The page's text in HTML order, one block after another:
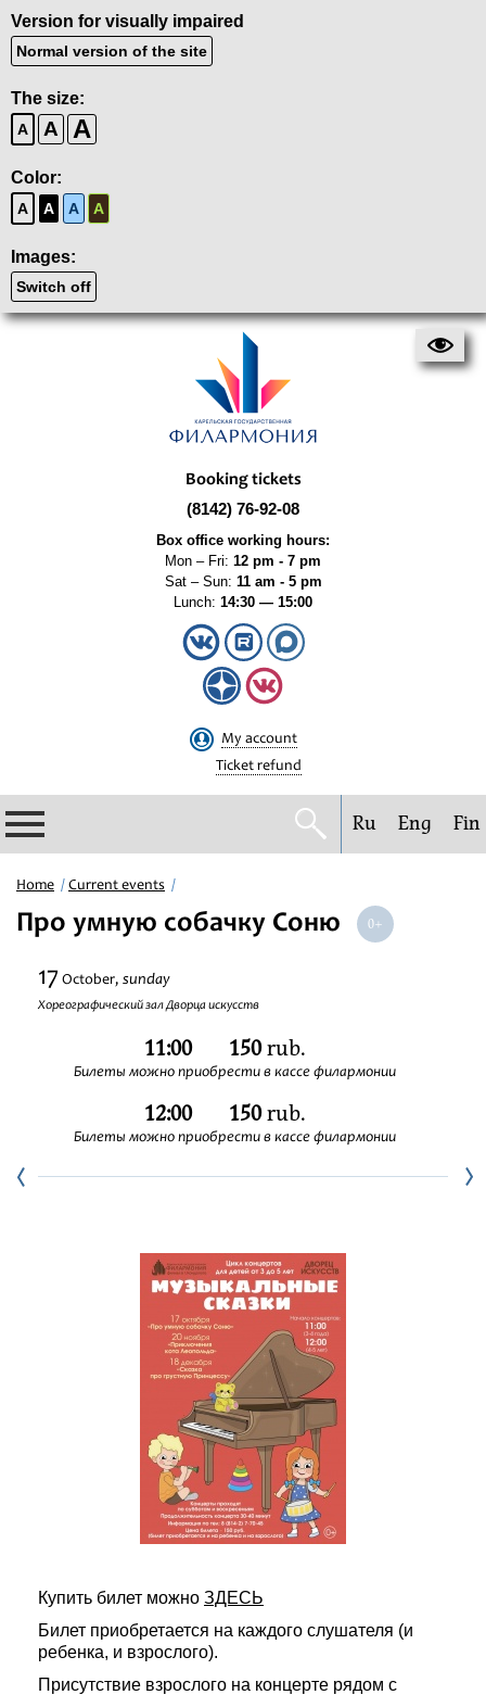
Version for visually impaired
Normal version of the site
The size:
A A A
Color:
A A A A
Images:
Switch off
Booking tickets
(8142) 76-92-08
Box office working hours:
Mon – Fri: 12 pm - 7 pm
Sat – Sun: 11 am - 5 pm
Lunch: 14:30 — 15:00
My account
Ticket refund
Philharmonic
Current events
Festivals
Ru Eng Fin
Home Current events
Про умную собачку Соню
17 October, sunday
Хореографический зал Дворца искусств
11:00 150rub.
Билеты можно приобрести в кассе филармонии
12:00 150rub.
Билеты можно приобрести в кассе филармонии
Купить билет можно ЗДЕСЬ
Билет приобретается на каждого слушателя (и
ребенка, и взрослого).
Присутствие взрослого на концерте рядом с